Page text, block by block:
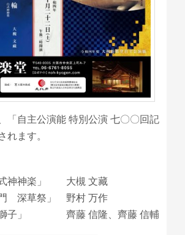
「自主公演能 特別公演 七〇〇回記
れます。
神神楽」 大槻 文藏
深草祭」 野村 万作
獅子」 齊藤 信隆、齊藤 信輔